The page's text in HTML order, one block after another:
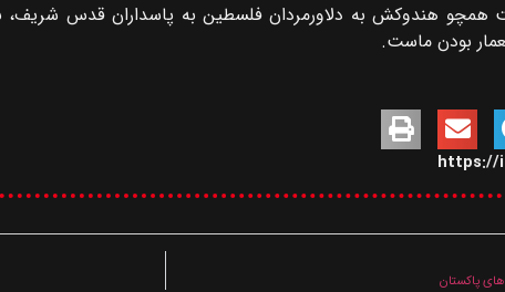
همچو هندوکش به دلاورمردان فلسطین به پاسداران قدس
بودن ماست.
پاکستان